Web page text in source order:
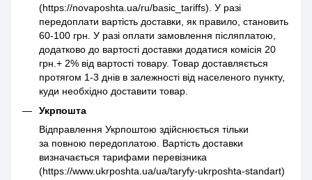
(https://novaposhta.ua/ru/basic_tariffs). У разі
передоплати вартість доставки, як правило, становить
60-100 грн. У разі оплати замовлення післяплатою,
додатково до вартості доставки додатися комісія 20
грн.+ 2% від вартості товару. Товар доставляється
протягом 1-3 днів в залежності від населеного пункту,
куди необхідно доставити товар.
Укрпошта
Відправлення Укрпоштою здійснюється тільки
за повною передоплатою. Вартість доставки
визначається тарифами перевізника
(https://www.ukrposhta.ua/ua/taryfy-ukrposhta-standart)